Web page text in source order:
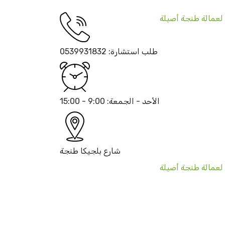
طلب استشارة: 0539931832
الأحد - الجمعة: 9:00 - 15:00
شارع بلجيكا طنجة